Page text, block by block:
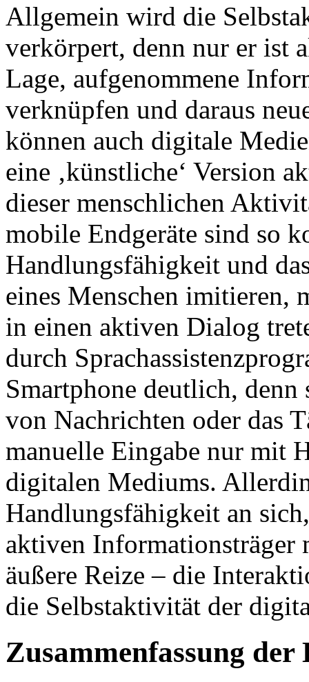
Allgemein wird die
verkörpert, denn nur er ist
Lage, aufgenommene
verknüpfen und daraus
können auch digitale
eine ‚künstliche‘ Version
dieser menschlichen
mobile Endgeräte sind so
Handlungsfähigkeit und
eines Menschen imitieren,
in einen aktiven Dialog
durch
Smartphone deutlich, denn
von Nachrichten oder das
manuelle Eingabe nur mit
digitalen Mediums.
Handlungsfähigkeit an
aktiven Informationsträger
äußere Reize – die
die Selbstaktivität der
Zusammenfassung der